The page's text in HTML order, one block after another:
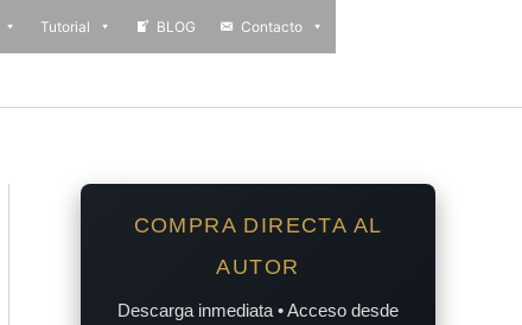
Tutorial BLOG Contacto
COMPRA DIRECTA AL
AUTOR
Descarga inmediata • Acceso desde